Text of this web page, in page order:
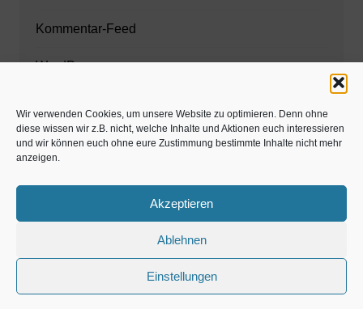
Wir verwenden Cookies, um unsere Website zu optimieren. Denn ohne
diese wissen wir z.B. nicht, welche Inhalte und Aktionen euch interessieren
und wir können euch ohne eure Zustimmung bestimmte Inhalte nicht mehr
anzeigen.
Akzeptieren
Ablehnen
Einstellungen
Kommentar-Feed
WordPress.org
Zahnarzt München
www.estaregistrierung.org – ESTA
©familös - dieTestfamilie -